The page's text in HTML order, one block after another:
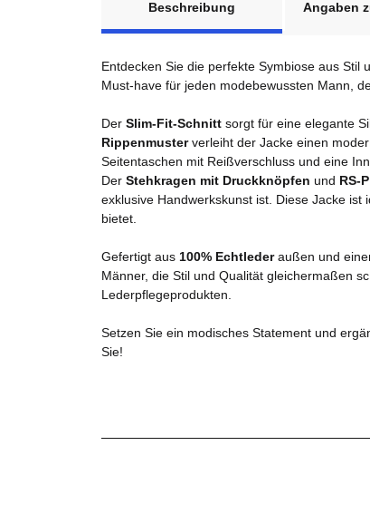
Beschreibung
Angaben
Entdecken Sie die perfekte Symbiose aus
Must-have für jeden modebewussten Mann,
Der Slim-Fit-Schnitt sorgt für eine elegante
Rippenmusterverleiht der Jacke einen
Seitentaschen mit Reißverschluss und eine
Der Stehkragen mit Druckknöpfen und RS-
exklusive Handwerkskunst ist. Diese Jacke ist
bietet.
Gefertigt aus 100% Echtlederaußen und
Männer, die Stil und Qualität gleichermaßen
Lederpflegeprodukten.
Setzen Sie ein modisches Statement und
Sie!